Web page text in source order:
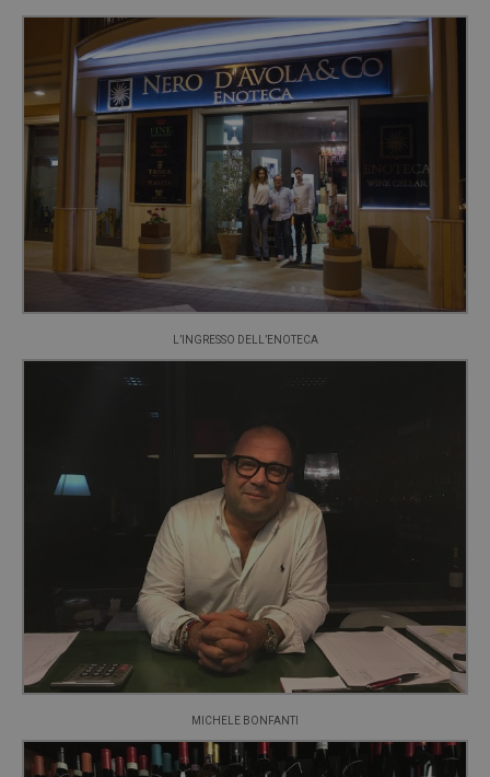
L’INGRESSO DELL’ENOTECA
MICHELE BONFANTI